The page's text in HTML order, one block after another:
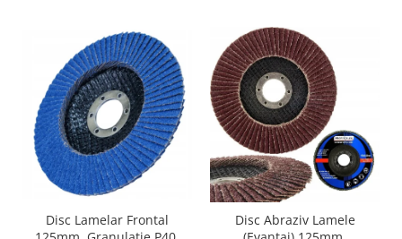
Disc Lamelar Frontal
Disc Abraziv Lamele